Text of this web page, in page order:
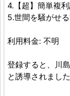
4.【超】簡単複
5.世間を騒がせ
利用料金: 不明
登録すると、川
と誘導されました